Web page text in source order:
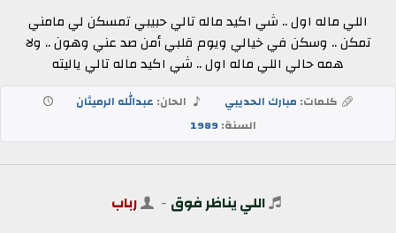
اللي ماله اول .. شي اكيد ماله تالي حبيبي تمسكن لي مامني
تمكن .. وسكن في خيالي ويوم قلبي أمن صد عني وهون .. ولا
همه حالي اللي ماله اول .. شي اكيد ماله تالي ياليته
كلمات: مبارك الحديبي الحان: عبدالله الرميثان
السنة:1989
اللي يناظر فوق - رباب